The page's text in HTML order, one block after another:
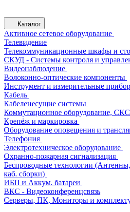
Каталог
Активное сетевое оборудование
Телевидение
Телекоммуникационные шкафы и
СКУД - Системы контроля и
Видеонаблюдение
Волоконно-оптические компоненты
Инструмент и измерительные
Кабель
Кабеленесущие системы
Коммутационное оборудование, СКС
Крепёж и маркировка
Оборудование оповещения и
Телефония
Электротехническое оборудование
Охранно-пожарная сигнализация
Беспроводные технологии
каб. сборки)
ИБП и Аккум. батареи
ВКС - Видеоконференцсвязь
Серверы, ПК, Мониторы и